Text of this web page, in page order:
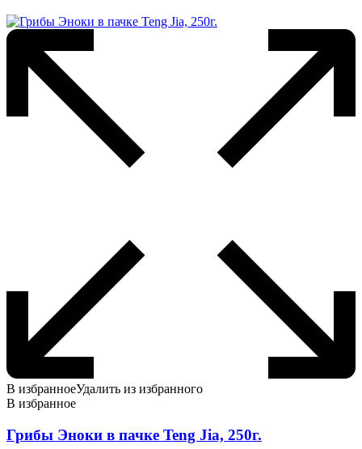
В избранноеУдалить из избранного
В избранное
Грибы Эноки в пачке Teng Jia, 250г.